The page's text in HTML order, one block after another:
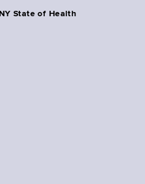
NY State of Health